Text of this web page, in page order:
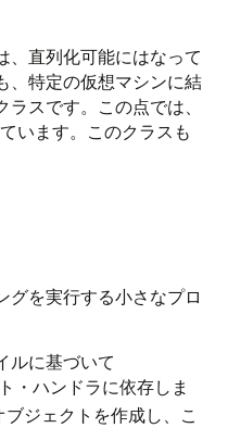
、直列化可能にはなって
、特定の仮想マシンに結
スです。この点では、
います。このクラスも
グを実行する小さなプロ
ルに基づいて
・ハンドラに依存しま
ブジェクトを作成し、こ